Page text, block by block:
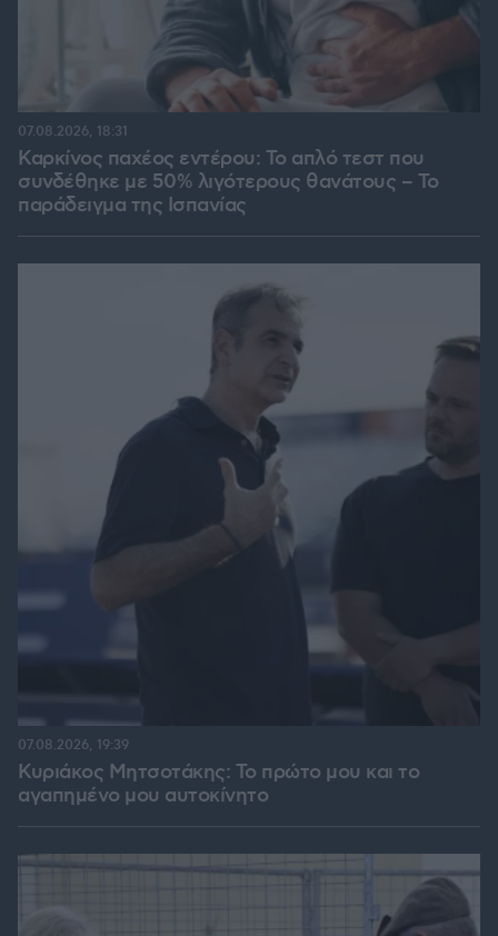
Καρκίνος παχέος εντέρου: Το απλό τεστ που
συνδέθηκε με 50% λιγότερους θανάτους – Το
παράδειγμα της Ισπανίας
07.08.2026, 18:31
Κυριάκος Μητσοτάκης: Το πρώτο μου και το
αγαπημένο μου αυτοκίνητο
07.08.2026, 19:39